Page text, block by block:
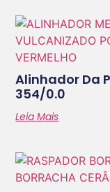
Alinhador Da
354/0.0
Leia Mais